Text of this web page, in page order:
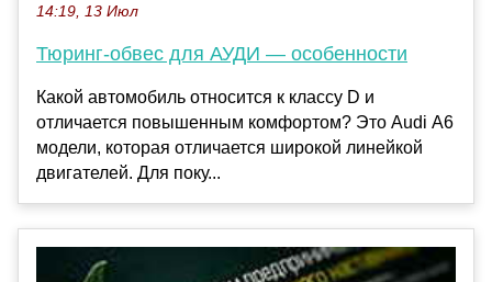
14:19, 13 Июл
Тюринг-обвес для АУДИ — особенности
Какой автомобиль относится к классу D и
отличается повышенным комфортом? Это Audi А6
модели, которая отличается широкой линейкой
двигателей. Для поку...